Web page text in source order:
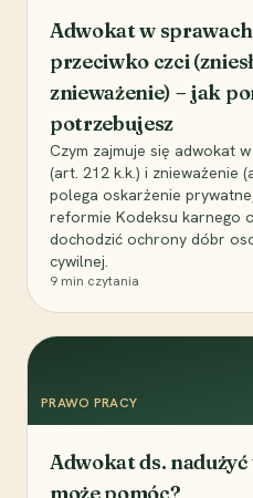
Adwokat w
przeciwko czci
znieważenie) – jak
potrzebujesz
Czym zajmuje się adwokat
(art. 212 k.k.) i znieważenie
polega oskarżenie
reformie Kodeksu karnego
dochodzić ochrony dóbr
cywilnej.
9 min czytania
PRAWO PRACY
Adwokat ds.